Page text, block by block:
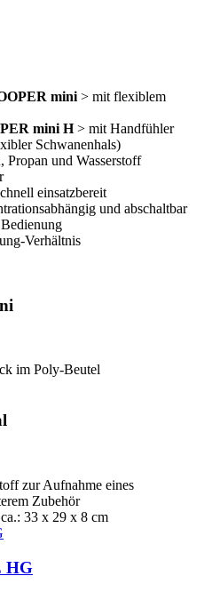
mini > mit flexiblem
mini H> mit Handfühler
Schwanenhals)
Propan und Wasserstoff
einsatzbereit
und abschaltbar
Verhältnis
im Poly-Beutel
zur Aufnahme eines
Zubehör
33 x 29 x 8 cm
HG